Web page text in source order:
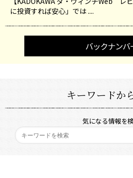
に投資すれば安心」では ....
バックナンバ
キーワードか
気になる情報を